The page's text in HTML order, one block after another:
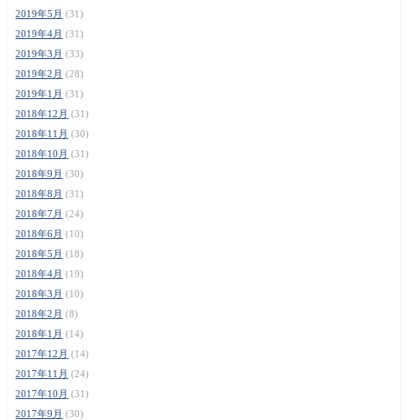
2019年5月 (31)
2019年4月 (31)
2019年3月 (33)
2019年2月 (28)
2019年1月 (31)
2018年12月 (31)
2018年11月 (30)
2018年10月 (31)
2018年9月 (30)
2018年8月 (31)
2018年7月 (24)
2018年6月 (10)
2018年5月 (18)
2018年4月 (19)
2018年3月 (10)
2018年2月 (8)
2018年1月 (14)
2017年12月 (14)
2017年11月 (24)
2017年10月 (31)
2017年9月 (30)